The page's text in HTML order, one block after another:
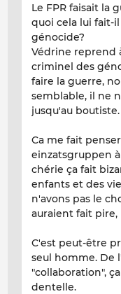
Le FPR faisait la
quoi cela lui fait-
génocide?
Védrine reprend
criminel des
faire la guerre,
semblable, il ne
jusqu'au boutiste.
Ca me fait
einzatsgruppen
chérie ça fait
enfants et des
n'avons pas le
auraient fait pire,
C'est peut-être
seul homme. De
"collaboration",
dentelle.